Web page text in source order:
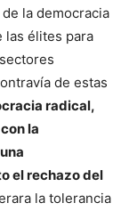
la democracia
las élites para
de estas
radical,
la
el rechazo del
la tolerancia